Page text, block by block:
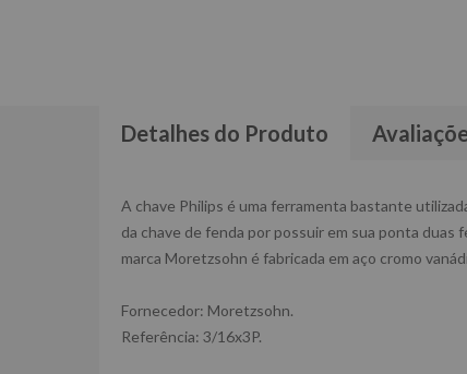
Detalhes do Produto
A chave Philips é uma ferramenta bastante
da chave de fenda por possuir em sua ponta duas
marca Moretzsohn é fabricada em aço cromo
Fornecedor: Moretzsohn.
Referência: 3/16x3P.